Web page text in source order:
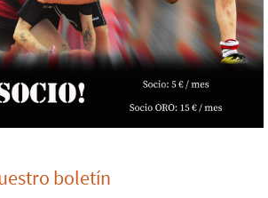
boletín